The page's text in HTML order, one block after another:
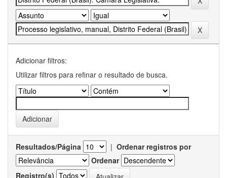
Adicionar filtros:
Utilizar filtros para refinar o resultado de busca.
Resultados/Página | Ordenar registros por
Ordenar
Registro(s)